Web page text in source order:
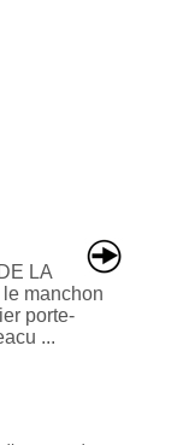
LA
manchon
porte-
...